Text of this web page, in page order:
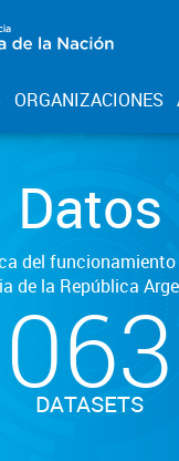
ORGANIZACIONES
Datos
del
de la República
063
DATASETS